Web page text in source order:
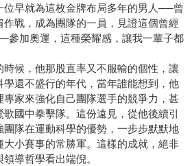
位早就為這枚金牌布局多年的男人──曾
作戰，成為團隊的一員，見證這個曾經
參加奧運，這種榮耀感，讓我一輩子都
候，他那股直率又不服輸的個性，讓
還不盛行的年代，當年誰能想到，他
家來強化自己團隊選手的競爭力，甚
國中拳擊隊。這份遠見，從他後續引
隊在運動科學的優勢，一步步默默地
小賽事的常勝軍。這樣的成就，絕非
導哲學看出端倪。